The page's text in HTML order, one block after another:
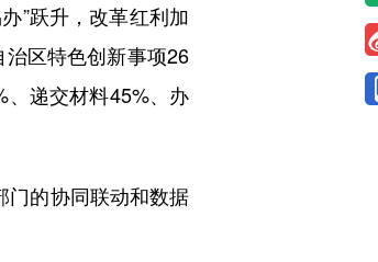
”跃升，改革红利加
区特色创新事项26
、递交材料45%、办
的协同联动和数据